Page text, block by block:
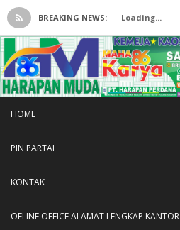
BREAKING NEWS: Loading...
HOME
PIN PARTAI
KONTAK
OFLINE OFFICE ALAMAT LENGKAP KANTOR